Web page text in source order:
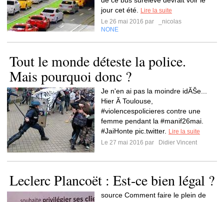
jour cet été.
Lire la suite
Le 26 mai 2016 par
_nicolas
NONE
Tout le monde déteste la police.
Mais pourquoi donc ?
Je n'en ai pas la moindre idĂŠe...
Hier Ă Toulouse,
#violencespolicieres contre une
femme pendant la #manif26mai.
#JaiHonte pic.twitter.
Lire la suite
Le 27 mai 2016 par
Didier Vincent
Leclerc Plancoët : Est-ce bien légal ?
source Comment faire le plein de